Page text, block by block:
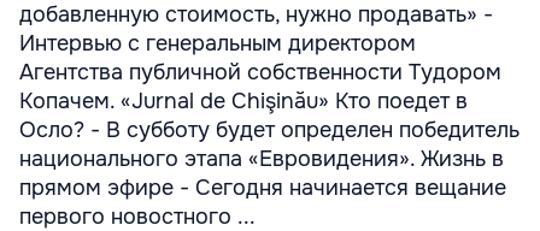
добавленную стоимость, нужно продавать» -
Интервью с генеральным директором
Агентства публичной собственности Тудором
Копачем. «Jurnal de Chişinău» Кто поедет в
Осло? - В субботу будет определен победитель
национального этапа «Евровидения». Жизнь в
прямом эфире - Сегодня начинается вещание
первого новостного ...